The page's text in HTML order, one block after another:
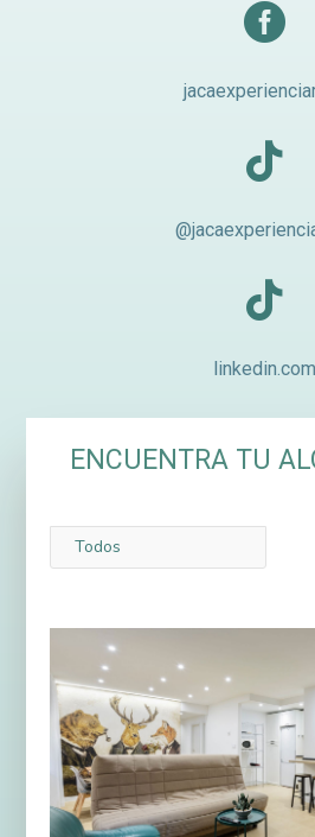



linkedin.com
ENCUENTRA TU
Todos